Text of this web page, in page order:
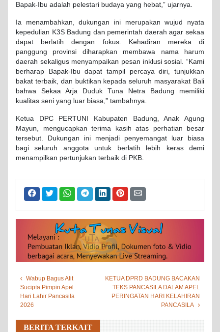
Bapak-Ibu adalah pelestari budaya yang hebat,” ujarnya.
Ia menambahkan, dukungan ini merupakan wujud nyata
kepedulian K3S Badung dan pemerintah daerah agar sekaa
dapat berlatih dengan fokus. Kehadiran mereka di
panggung provinsi diharapkan membawa nama harum
daerah sekaligus menyampaikan pesan inklusi sosial. “Kami
berharap Bapak-Ibu dapat tampil percaya diri, tunjukkan
bakat terbaik, dan buktikan kepada seluruh masyarakat Bali
bahwa Sekaa Arja Duduk Tuna Netra Badung memiliki
kualitas seni yang luar biasa,” tambahnya.
Ketua DPC PERTUNI Kabupaten Badung, Anak Agung
Mayun, mengucapkan terima kasih atas perhatian besar
tersebut. Dukungan ini menjadi penyemangat luar biasa
bagi seluruh anggota untuk berlatih lebih keras demi
menampilkan pertunjukan terbaik di PKB.
Wabup Bagus Alit
Sucipta Pimpin Apel
Hari Lahir Pancasila
2026
KETUA DPRD BADUNG BACAKAN
TEKS PANCASILA DALAM APEL
PERINGATAN HARI KELAHIRAN
PANCASILA
BERITA TERKAIT